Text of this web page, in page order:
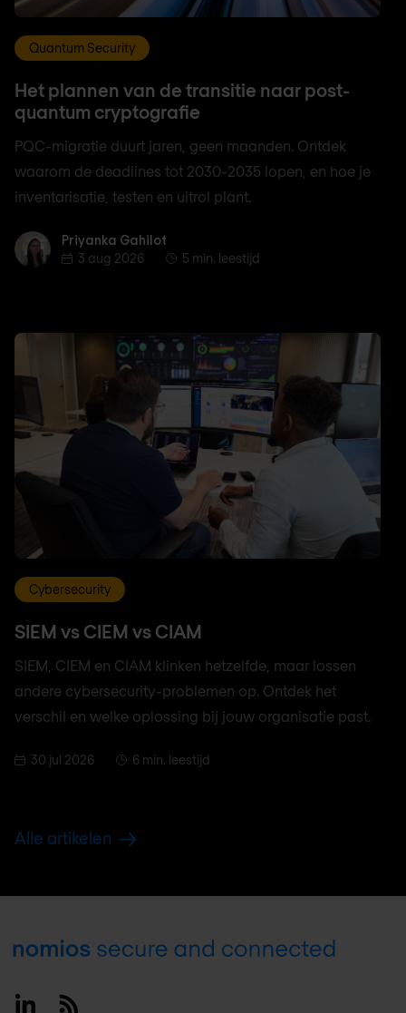
Quantum Security
Het plannen van de transitie naar post-
quantum cryptografie
PQC-migratie duurt jaren, geen maanden. Ontdek
waarom de deadlines tot 2030-2035 lopen, en hoe je
inventarisatie, testen en uitrol plant.
Priyanka Gahilot
Priyanka Gahilot
3 aug 2026
5 min. leestijd
Cybersecurity
SIEM vs CIEM vs CIAM
SIEM, CIEM en CIAM klinken hetzelfde, maar lossen
andere cybersecurity-problemen op. Ontdek het
verschil en welke oplossing bij jouw organisatie past.
30 jul 2026 6 min. leestijd
Alle artikelen
Footer
LinkedinRSS